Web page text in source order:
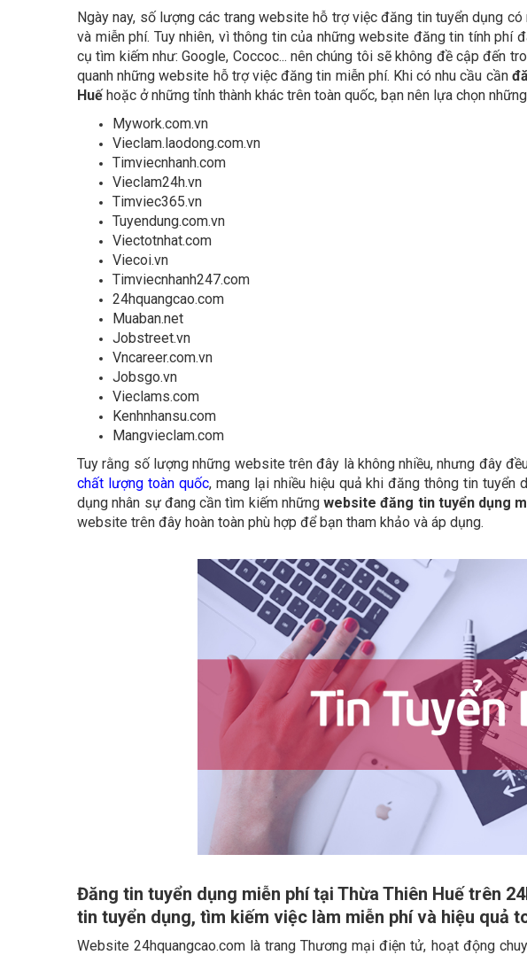
Ngày nay, số lượng các trang website hỗ trợ việc đăng tin tuyển dụng
và miễn phí. Tuy nhiên, vì thông tin của những website đăng tin tính phí
cụ tìm kiếm như: Google, Coccoc... nên chúng tôi sẽ không đề cập đến
quanh những website hỗ trợ việc đăng tin miễn phí. Khi có nhu cầu cần
Huếhoặc ở những tỉnh thành khác trên toàn quốc, bạn nên lựa chọn
Mywork.com.vn
Vieclam.laodong.com.vn
Timviecnhanh.com
Vieclam24h.vn
Timviec365.vn
Tuyendung.com.vn
Viectotnhat.com
Viecoi.vn
Timviecnhanh247.com
24hquangcao.com
Muaban.net
Jobstreet.vn
Vncareer.com.vn
Jobsgo.vn
Vieclams.com
Kenhnhansu.com
Mangvieclam.com
Tuy rằng số lượng những website trên đây là không nhiều, nhưng đây
chất lượng toàn quốc, mang lại nhiều hiệu quả khi đăng thông tin tuyển
dụng nhân sự đang cần tìm kiếm những website đăng tin tuyển dụng
website trên đây hoàn toàn phù hợp để bạn tham khảo và áp dụng.
Đăng tin tuyển dụng miễn phí tại Thừa Thiên Huế trên
tin tuyển dụng, tìm kiếm việc làm miễn phí và hiệu quả
Website 24hquangcao.com là trang Thương mại điện tử, hoạt động